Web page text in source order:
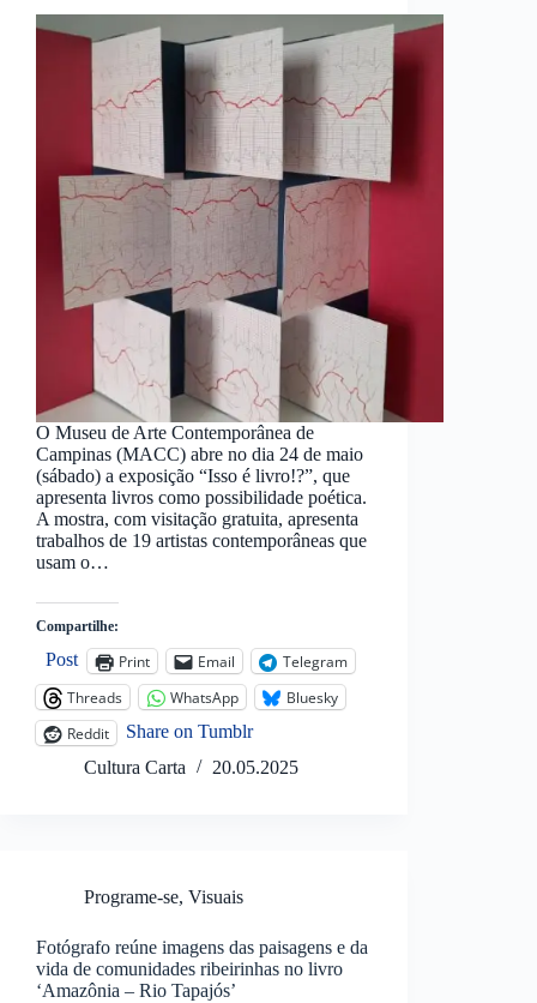
O Museu de Arte Contemporânea de
Campinas (MACC) abre no dia 24 de maio
(sábado) a exposição “Isso é livro!?”, que
apresenta livros como possibilidade poética.
A mostra, com visitação gratuita, apresenta
trabalhos de 19 artistas contemporâneas que
usam o…
Compartilhe:
Post Print Email
Telegram
Threads
WhatsApp
Bluesky
Reddit
Share on Tumblr
Cultura Carta
20.05.2025
Programe-se, Visuais
Fotógrafo reúne imagens das paisagens e da
vida de comunidades ribeirinhas no livro
‘Amazônia – Rio Tapajós’